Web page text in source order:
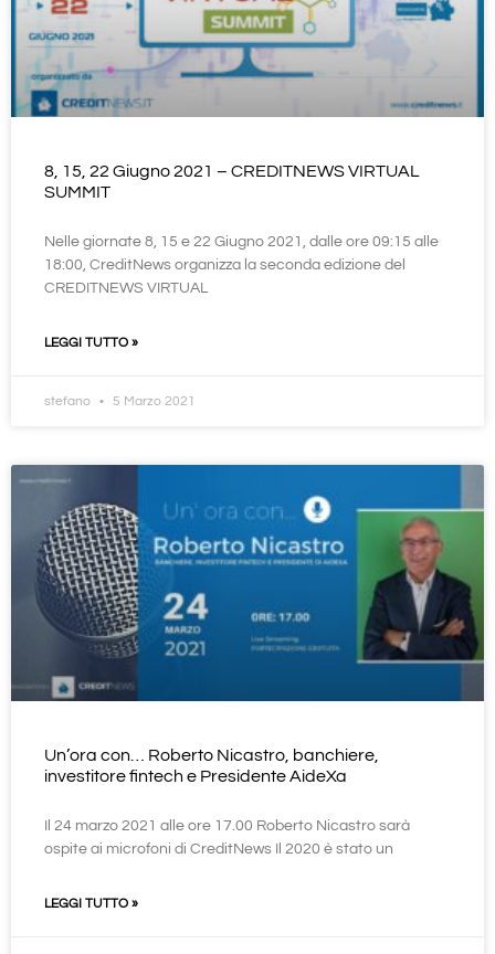
8, 15, 22 Giugno 2021 – CREDITNEWS VIRTUAL
SUMMIT
Nelle giornate 8, 15 e 22 Giugno 2021, dalle ore 09:15 alle
18:00, CreditNews organizza la seconda edizione del
CREDITNEWS VIRTUAL
LEGGI TUTTO »
stefano 5 Marzo 2021
Un’ora con… Roberto Nicastro, banchiere,
investitore fintech e Presidente AideXa
Il 24 marzo 2021 alle ore 17.00 Roberto Nicastro sarà
ospite ai microfoni di CreditNews Il 2020 è stato un
LEGGI TUTTO »